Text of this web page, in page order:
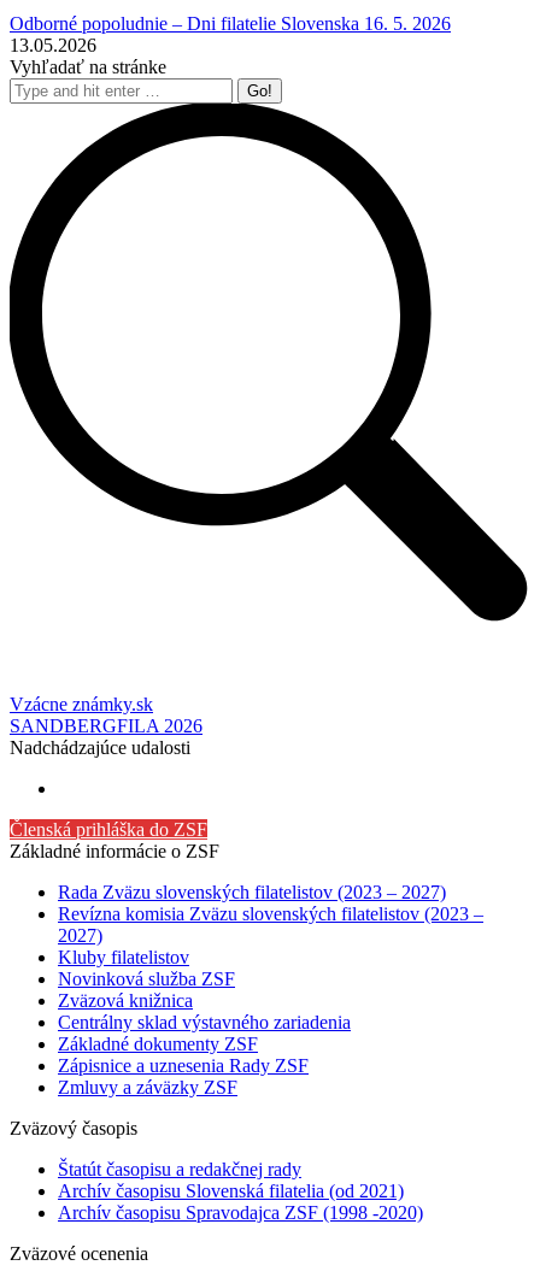
Odborné popoludnie – Dni filatelie Slovenska 16. 5. 2026
13.05.2026
Vyhľadať na stránke
Search:
Vzácne známky.sk
SANDBERGFILA 2026
Nadchádzajúce udalosti
Členská prihláška do ZSF
Základné informácie o ZSF
Rada Zväzu slovenských filatelistov (2023 – 2027)
Revízna komisia Zväzu slovenských filatelistov (2023 –
2027)
Kluby filatelistov
Novinková služba ZSF
Zväzová knižnica
Centrálny sklad výstavného zariadenia
Základné dokumenty ZSF
Zápisnice a uznesenia Rady ZSF
Zmluvy a záväzky ZSF
Zväzový časopis
Štatút časopisu a redakčnej rady
Archív časopisu Slovenská filatelia (od 2021)
Archív časopisu Spravodajca ZSF (1998 -2020)
Zväzové ocenenia